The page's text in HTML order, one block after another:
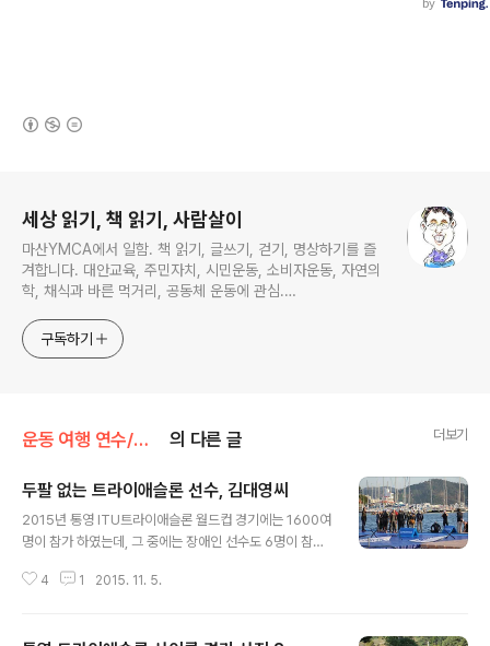
세상 읽기, 책 읽기, 사람살이
마산YMCA에서 일함. 책 읽기, 글쓰기, 걷기, 명상하기를 즐
겨합니다. 대안교육, 주민자치, 시민운동, 소비자운동, 자연의
학, 채식과 바른 먹거리, 공동체 운동에 관심.
http://www.facebook.com/ymcaman
구독하기
운동 여행 연수/트라이애슬론 의 다른 글 더보기
두팔 없는 트라이애슬론 선수, 김대영씨
2015년 통영 ITU트라이애슬론 월드컵 경기에는 1600여
명이 참가 하였는데, 그 중에는 장애인 선수도 6명이 참가
선수도 있었으며, 두 팔이 없는 선수도 있었습니다. 작년에
4 1 2015. 11. 5.